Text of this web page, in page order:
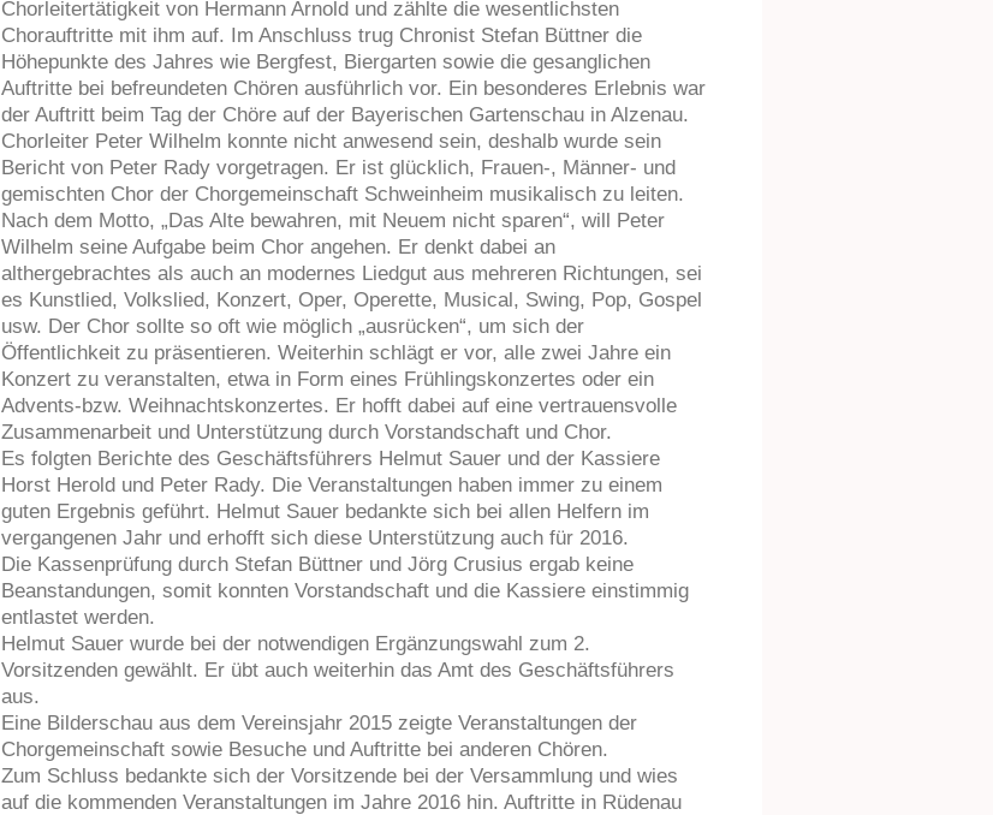
Chorleitertätigkeit von Hermann Arnold und zählte die wesentlichsten
Chorauftritte mit ihm auf. Im Anschluss trug Chronist Stefan Büttner die
Höhepunkte des Jahres wie Bergfest, Biergarten sowie die gesanglichen
Auftritte bei befreundeten Chören ausführlich vor. Ein besonderes Erlebnis war
der Auftritt beim Tag der Chöre auf der Bayerischen Gartenschau in Alzenau.
Chorleiter Peter Wilhelm konnte nicht anwesend sein, deshalb wurde sein
Bericht von Peter Rady vorgetragen. Er ist glücklich, Frauen-, Männer- und
gemischten Chor der Chorgemeinschaft Schweinheim musikalisch zu leiten.
Nach dem Motto, „Das Alte bewahren, mit Neuem nicht sparen“, will Peter
Wilhelm seine Aufgabe beim Chor angehen. Er denkt dabei an
althergebrachtes als auch an modernes Liedgut aus mehreren Richtungen, sei
es Kunstlied, Volkslied, Konzert, Oper, Operette, Musical, Swing, Pop, Gospel
usw. Der Chor sollte so oft wie möglich „ausrücken“, um sich der
Öffentlichkeit zu präsentieren. Weiterhin schlägt er vor, alle zwei Jahre ein
Konzert zu veranstalten, etwa in Form eines Frühlingskonzertes oder ein
Advents-bzw. Weihnachtskonzertes. Er hofft dabei auf eine vertrauensvolle
Zusammenarbeit und Unterstützung durch Vorstandschaft und Chor.
Es folgten Berichte des Geschäftsführers Helmut Sauer und der Kassiere
Horst Herold und Peter Rady. Die Veranstaltungen haben immer zu einem
guten Ergebnis geführt. Helmut Sauer bedankte sich bei allen Helfern im
vergangenen Jahr und erhofft sich diese Unterstützung auch für 2016.
Die Kassenprüfung durch Stefan Büttner und Jörg Crusius ergab keine
Beanstandungen, somit konnten Vorstandschaft und die Kassiere einstimmig
entlastet werden.
Helmut Sauer wurde bei der notwendigen Ergänzungswahl zum 2.
Vorsitzenden gewählt. Er übt auch weiterhin das Amt des Geschäftsführers
aus.
Eine Bilderschau aus dem Vereinsjahr 2015 zeigte Veranstaltungen der
Chorgemeinschaft sowie Besuche und Auftritte bei anderen Chören.
Zum Schluss bedankte sich der Vorsitzende bei der Versammlung und wies
auf die kommenden Veranstaltungen im Jahre 2016 hin. Auftritte in Rüdenau